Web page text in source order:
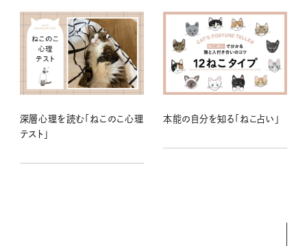
深層心理を読む「ねこのこ心理
テスト」
本能の自分を知る「ねこ占い」